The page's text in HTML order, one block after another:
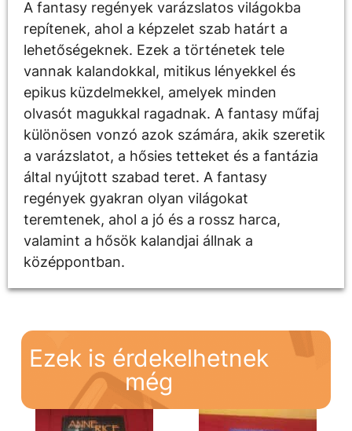
A fantasy regények varázslatos világokba
repítenek, ahol a képzelet szab határt a
lehetőségeknek. Ezek a történetek tele
vannak kalandokkal, mitikus lényekkel és
epikus küzdelmekkel, amelyek minden
olvasót magukkal ragadnak. A fantasy műfaj
különösen vonzó azok számára, akik szeretik
a varázslatot, a hősies tetteket és a fantázia
által nyújtott szabad teret. A fantasy
regények gyakran olyan világokat
teremtenek, ahol a jó és a rossz harca,
valamint a hősök kalandjai állnak a
középpontban.
Ezek is érdekelhetnek
még